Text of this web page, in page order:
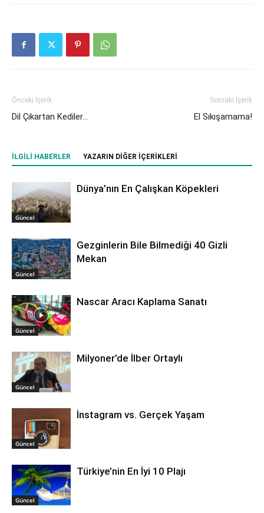
Önceki İçerik
Dil Çıkartan Kediler…
Sonraki İçerik
El Sıkışamama!
İLGILI HABERLER YAZARIN DIĞER İÇERIKLERI
Güncel
Dünya’nın En Çalışkan Köpekleri
Güncel
Gezginlerin Bile Bilmediği 40 Gizli
Mekan
Güncel
Nascar Aracı Kaplama Sanatı
Güncel
Milyoner’de İlber Ortaylı
Güncel
İnstagram vs. Gerçek Yaşam
Güncel
Türkiye’nin En İyi 10 Plajı